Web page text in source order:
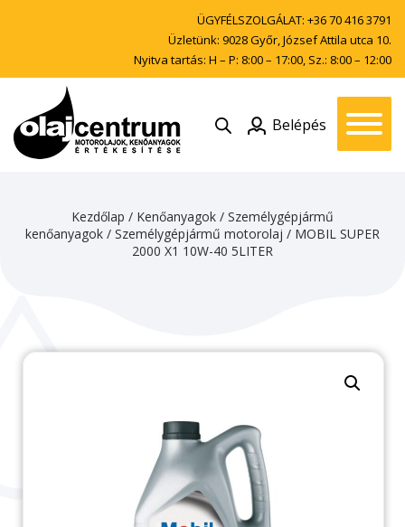
ÜGYFÉLSZOLGÁLAT: +36 70 416 3791
Üzletünk: 9028 Győr, József Attila utca 10.
Nyitva tartás: H – P: 8:00 – 17:00, Sz.: 8:00 – 12:00
Belépés
Kezdőlap / Kenőanyagok / Személygépjármű
kenőanyagok / Személygépjármű motorolaj / MOBIL SUPER
2000 X1 10W-40 5LITER